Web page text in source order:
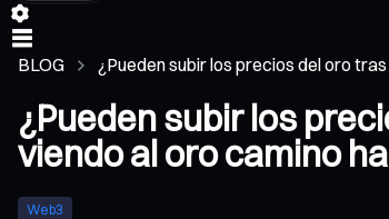
BLOG ¿Pueden subir los precios del oro tras
¿Pueden subir los
viendo al oro camino
Web3